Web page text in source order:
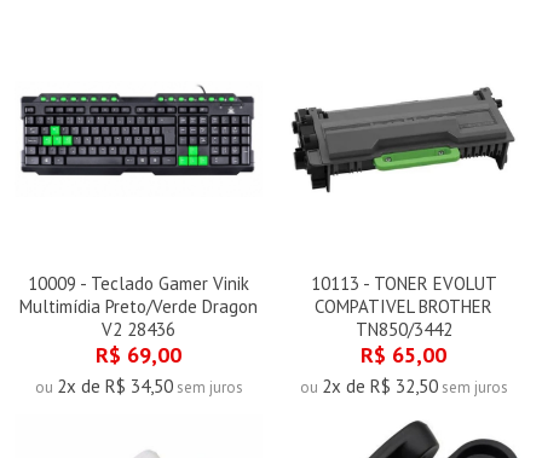
10009 - Teclado Gamer Vinik
Multimídia Preto/Verde Dragon
V2 28436
R$ 69,00
ou 2x de R$ 34,50sem juros
10113 - TONER EVOLUT
COMPATIVEL BROTHER
TN850/3442
R$ 65,00
ou 2x de R$ 32,50sem juros